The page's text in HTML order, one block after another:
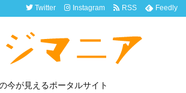
今が見えるポータルサイト
Twitter Instagram RSS Feedly